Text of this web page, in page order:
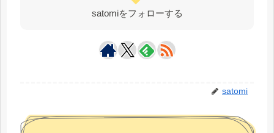
satomiをフォローする
satomi